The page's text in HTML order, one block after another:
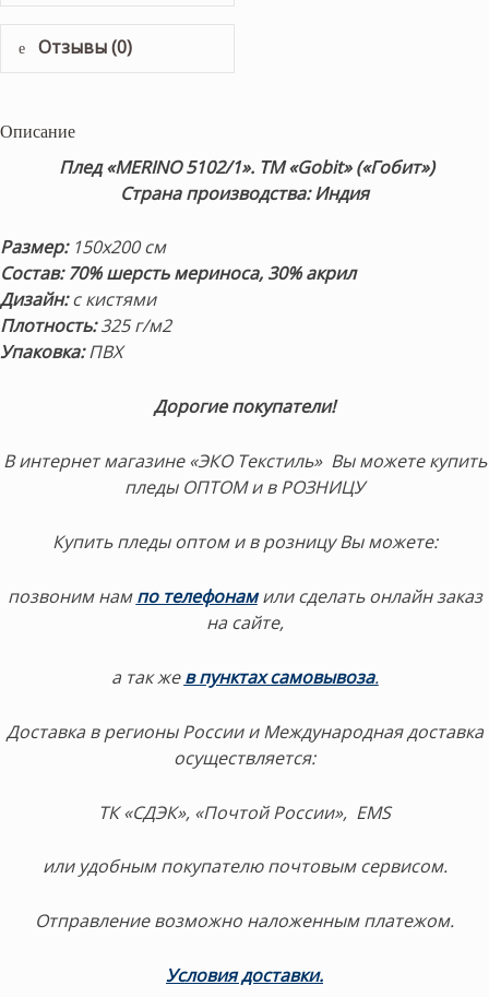
Отзывы (0)
Описание
Плед «MERINO 5102/1». ТМ «Gobit» («Гобит»)
Страна производства: Индия
Размер:150х200 см
Состав: 70% шерсть мериноса, 30% акрил
Дизайн:с кистями
Плотность:325 г/м2
Упаковка:ПВХ
Дорогие покупатели!
В интернет магазине «ЭКО Текстиль» Вы можете купить
пледы ОПТОМ и в РОЗНИЦУ
Купить пледы оптом и в розницу Вы можете:
позвоним нампо телефонамили сделать онлайн заказ
на сайте,
а так жев пунктах самовывоза.
Доставка в регионы России и Международная доставка
осуществляется:
ТК «СДЭК», «Почтой России», EMS
или удобным покупателю почтовым сервисом.
Отправление возможно наложенным платежом.
Условия доставки.